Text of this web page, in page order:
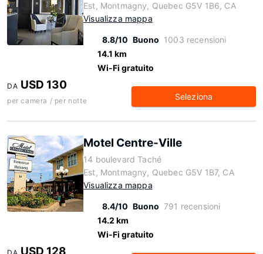
Est, Montmagny, Quebec G5V 1B6, CA
Visualizza mappa
8.8/10 Buono 1003 recensioni
14.1 km
Wi-Fi gratuito
DA USD 130
per camera / per notte Seleziona
Motel Centre-Ville
14 boulevard Taché
Est, Montmagny, Quebec G5V 1B7, CA
Visualizza mappa
8.4/10 Buono 791 recensioni
14.2 km
Wi-Fi gratuito